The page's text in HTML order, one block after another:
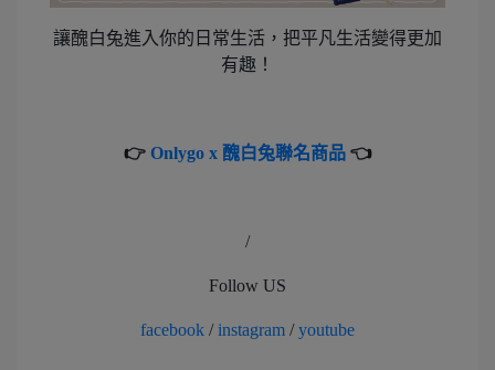
讓醜白兔進入你的日常生活，把平凡生活變得更加
有趣！
👉 Onlygo x 醜白兔聯名商品👈
/
Follow US
facebook / instagram /youtube